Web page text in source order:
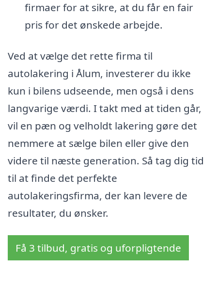
firmaer for at sikre, at du får en fair
pris for det ønskede arbejde.
Ved at vælge det rette firma til
autolakering i Ålum, investerer du ikke
kun i bilens udseende, men også i dens
langvarige værdi. I takt med at tiden går,
vil en pæn og velholdt lakering gøre det
nemmere at sælge bilen eller give den
videre til næste generation. Så tag dig tid
til at finde det perfekte
autolakeringsfirma, der kan levere de
resultater, du ønsker.
Få 3 tilbud, gratis og uforpligtende